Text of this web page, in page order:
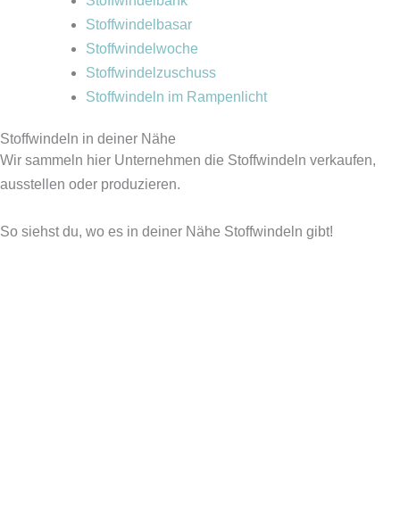
Stoffwindelbasar
Stoffwindelwoche
Stoffwindelzuschuss
Stoffwindeln im Rampenlicht
Stoffwindeln in deiner Nähe
Wir sammeln hier Unternehmen die Stoffwindeln verkaufen,
ausstellen oder produzieren.
So siehst du, wo es in deiner Nähe Stoffwindeln gibt!